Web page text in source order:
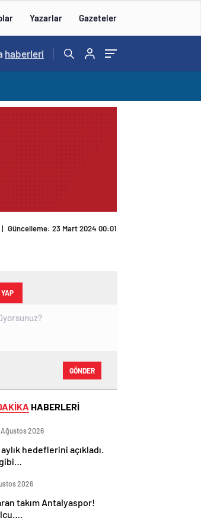
Yazarlar Gazeteler
haberleri
| Güncelleme: 23 Mart 2024 00:01
GÖNDER
HABERLERİ
Ağustos 2026
hedeflerini açıkladı.
2026
takım Antalyaspor!